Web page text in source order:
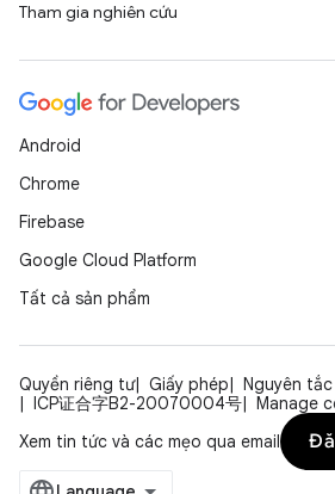
Tham gia nghiên cứu
Android
Chrome
Firebase
Google Cloud Platform
Tất cả sản phẩm
Quyền riêng tư Giấy phép
Nguyên
ICP证合字B2-20070004号
Manage
Xem tin tức và các mẹo qua email